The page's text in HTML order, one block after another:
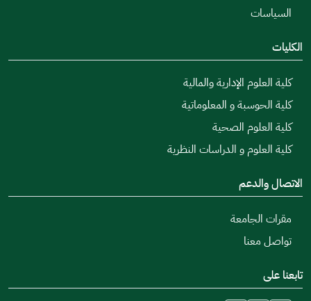
السياسات
الكليات
كلية العلوم الإدارية والمالية
كلية الحوسبة و المعلوماتية
كلية العلوم الصحية
كلية العلوم و الدراسات النظرية
الاتصال والدعم
مقرات الجامعة
تواصل معنا
تابعنا على